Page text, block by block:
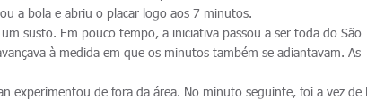
a bola e abriu o placar logo aos 7 minutos.
susto. Em pouco tempo, a iniciativa passou a ser toda do São
à medida em que os minutos também se adiantavam. As
experimentou de fora da área. No minuto seguinte, foi a vez de